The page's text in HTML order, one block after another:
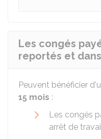
Les congés
reportés et
Peuvent bénéficier
15 mois :
Les congés
arrêt de